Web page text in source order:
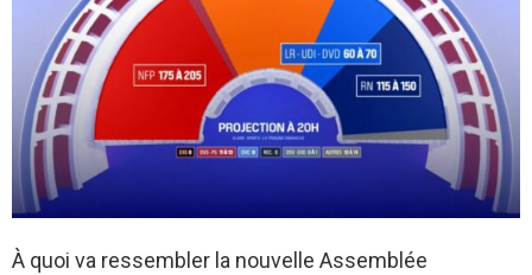
À quoi va ressembler la nouvelle Assemblée